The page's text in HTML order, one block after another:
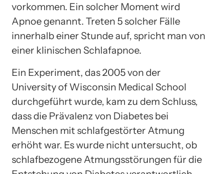
vorkommen. Ein solcher Moment wird
Apnoe genannt. Treten 5 solcher Fälle
innerhalb einer Stunde auf, spricht man von
einer klinischen Schlafapnoe.
Ein Experiment, das 2005 von der
University of Wisconsin Medical School
durchgeführt wurde, kam zu dem Schluss,
dass die Prävalenz von Diabetes bei
Menschen mit schlafgestörter Atmung
erhöht war. Es wurde nicht untersucht, ob
schlafbezogene Atmungsstörungen für die